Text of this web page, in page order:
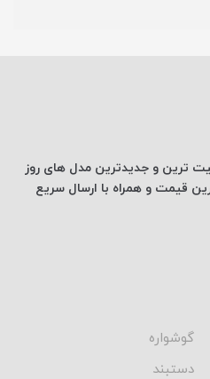
ترین و جدیدترین مدل های روز
قیمت و همراه با ارسال سریع
گوشواره
دستبند